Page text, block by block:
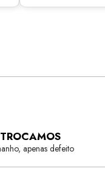
apenas defeito